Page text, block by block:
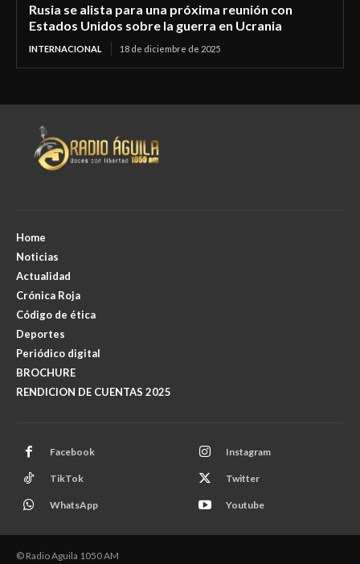
Rusia se alista para una próxima reunión con
Estados Unidos sobre la guerra en Ucrania
INTERNACIONAL 18 de diciembre de 2025
Home
Noticias
Actualidad
Crónica Roja
Código de ética
Deportes
Periódico digital
BROCHURE
RENDICION DE CUENTAS 2025
Facebook Instagram
TikTok Twitter
WhatsApp Youtube
© Radio Aguila 1050 AM